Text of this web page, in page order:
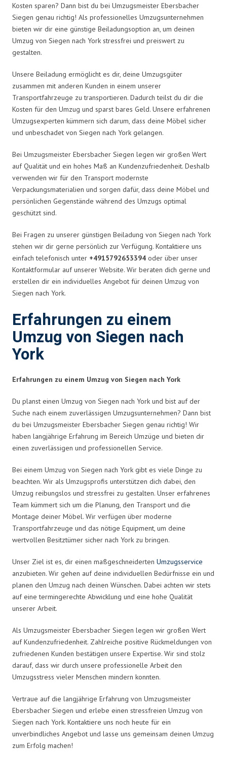
Kosten sparen? Dann bist du bei Umzugsmeister Ebersbacher
Siegen genau richtig! Als professionelles Umzugsunternehmen
bieten wir dir eine günstige Beiladungsoption an, um deinen
Umzug von Siegen nach York stressfrei und preiswert zu
gestalten.
Unsere Beiladung ermöglicht es dir, deine Umzugsgüter
zusammen mit anderen Kunden in einem unserer
Transportfahrzeuge zu transportieren. Dadurch teilst du dir die
Kosten für den Umzug und sparst bares Geld. Unsere erfahrenen
Umzugsexperten kümmern sich darum, dass deine Möbel sicher
und unbeschadet von Siegen nach York gelangen.
Bei Umzugsmeister Ebersbacher Siegen legen wir großen Wert
auf Qualität und ein hohes Maß an Kundenzufriedenheit. Deshalb
verwenden wir für den Transport modernste
Verpackungsmaterialien und sorgen dafür, dass deine Möbel und
persönlichen Gegenstände während des Umzugs optimal
geschützt sind.
Bei Fragen zu unserer günstigen Beiladung von Siegen nach York
stehen wir dir gerne persönlich zur Verfügung. Kontaktiere uns
einfach telefonisch unter +4915792653394 oder über unser
Kontaktformular auf unserer Website. Wir beraten dich gerne und
erstellen dir ein individuelles Angebot für deinen Umzug von
Siegen nach York.
Erfahrungen zu einem
Umzug von Siegen nach
York
Erfahrungen zu einem Umzug von Siegen nach York
Du planst einen Umzug von Siegen nach York und bist auf der
Suche nach einem zuverlässigen Umzugsunternehmen? Dann bist
du bei Umzugsmeister Ebersbacher Siegen genau richtig! Wir
haben langjährige Erfahrung im Bereich Umzüge und bieten dir
einen zuverlässigen und professionellen Service.
Bei einem Umzug von Siegen nach York gibt es viele Dinge zu
beachten. Wir als Umzugsprofis unterstützen dich dabei, den
Umzug reibungslos und stressfrei zu gestalten. Unser erfahrenes
Team kümmert sich um die Planung, den Transport und die
Montage deiner Möbel. Wir verfügen über moderne
Transportfahrzeuge und das nötige Equipment, um deine
wertvollen Besitztümer sicher nach York zu bringen.
Unser Ziel ist es, dir einen maßgeschneiderten Umzugsservice
anzubieten. Wir gehen auf deine individuellen Bedürfnisse ein und
planen den Umzug nach deinen Wünschen. Dabei achten wir stets
auf eine termingerechte Abwicklung und eine hohe Qualität
unserer Arbeit.
Als Umzugsmeister Ebersbacher Siegen legen wir großen Wert
auf Kundenzufriedenheit. Zahlreiche positive Rückmeldungen von
zufriedenen Kunden bestätigen unsere Expertise. Wir sind stolz
darauf, dass wir durch unsere professionelle Arbeit den
Umzugsstress vieler Menschen mindern konnten.
Vertraue auf die langjährige Erfahrung von Umzugsmeister
Ebersbacher Siegen und erlebe einen stressfreien Umzug von
Siegen nach York. Kontaktiere uns noch heute für ein
unverbindliches Angebot und lasse uns gemeinsam deinen Umzug
zum Erfolg machen!